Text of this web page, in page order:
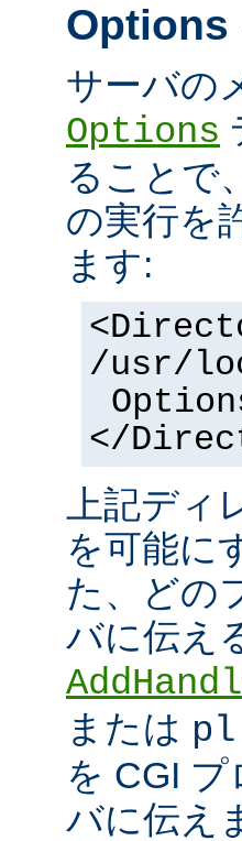
Options
サーバの
Options
ることで
の実行を
ます:
/usr/
</
上記デ
を可能に
た、どの
バに伝え
または pl
を CGI
バに伝え